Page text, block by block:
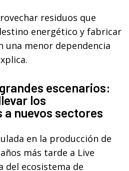
residuos que
energético y fabricar
una menor dependencia
escenarios:
los
nuevos sectores
en la producción de
más tarde a Live
del ecosistema de